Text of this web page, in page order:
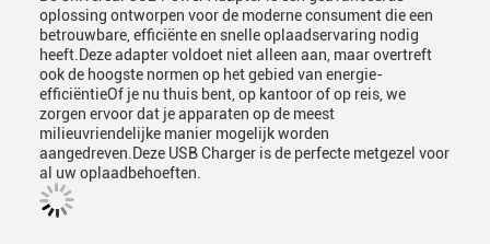
oplossing ontworpen voor de moderne consument die een
betrouwbare, efficiënte en snelle oplaadservaring nodig
heeft.Deze adapter voldoet niet alleen aan, maar overtreft
ook de hoogste normen op het gebied van energie-
efficiëntieOf je nu thuis bent, op kantoor of op reis, we
zorgen ervoor dat je apparaten op de meest
milieuvriendelijke manier mogelijk worden
aangedreven.Deze USB Charger is de perfecte metgezel voor
al uw oplaadbehoeften.